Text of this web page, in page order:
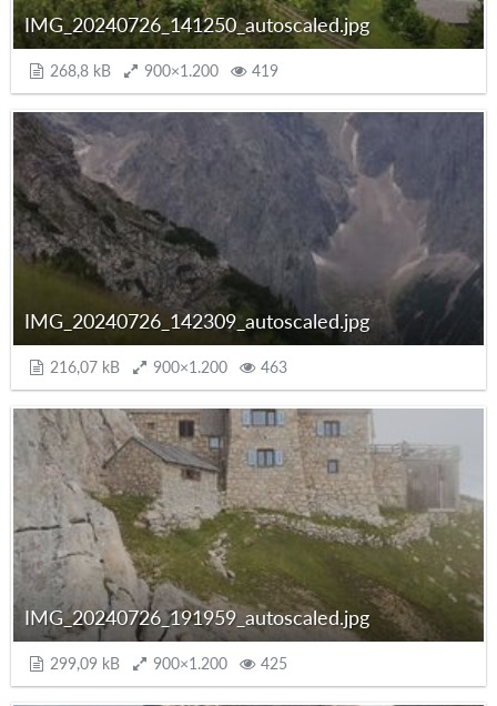
IMG_20240726_141250_autoscaled.jpg
268,8 kB 900×1.200 419
IMG_20240726_142309_autoscaled.jpg
216,07 kB 900×1.200 463
IMG_20240726_191959_autoscaled.jpg
299,09 kB 900×1.200 425